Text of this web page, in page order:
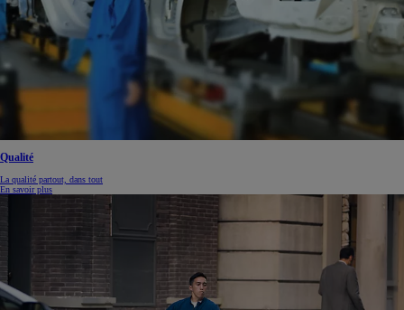
Qualité
La qualité partout, dans tout
En savoir plus